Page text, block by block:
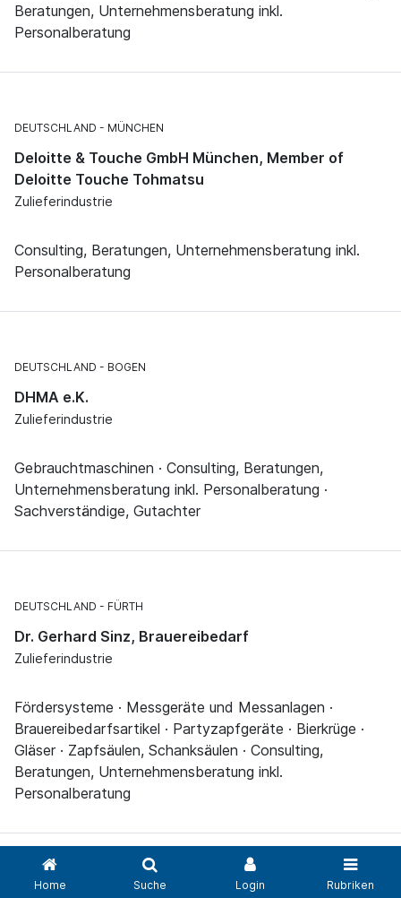
Home Suche Login Rubriken
Beratungen, Unternehmensberatung inkl.
Personalberatung
DEUTSCHLAND MÜNCHEN
Deloitte & Touche GmbH München, Member of
Deloitte Touche Tohmatsu
Zulieferindustrie
Consulting, Beratungen, Unternehmensberatung inkl.
Personalberatung
DEUTSCHLAND BOGEN
DHMA e.K.
Zulieferindustrie
Gebrauchtmaschinen · Consulting, Beratungen,
Unternehmensberatung inkl. Personalberatung ·
Sachverständige, Gutachter
DEUTSCHLAND FÜRTH
Dr. Gerhard Sinz, Brauereibedarf
Zulieferindustrie
Fördersysteme · Messgeräte und Messanlagen ·
Brauereibedarfsartikel · Partyzapfgeräte · Bierkrüge ·
Gläser · Zapfsäulen, Schanksäulen · Consulting,
Beratungen, Unternehmensberatung inkl.
Personalberatung